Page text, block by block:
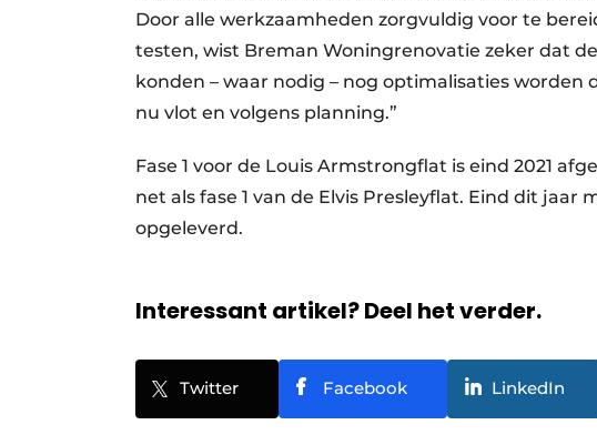
Door alle werkzaamheden zorgvuldig voor te
testen, wist Breman Woningrenovatie zeker dat
konden – waar nodig – nog optimalisaties
nu vlot en volgens planning.”
Fase 1 voor de Louis Armstrongflat is eind 2021
net als fase 1 van de Elvis Presleyflat. Eind dit
opgeleverd.
Interessant artikel? Deel het verder.
Twitter Facebook LinkedIn